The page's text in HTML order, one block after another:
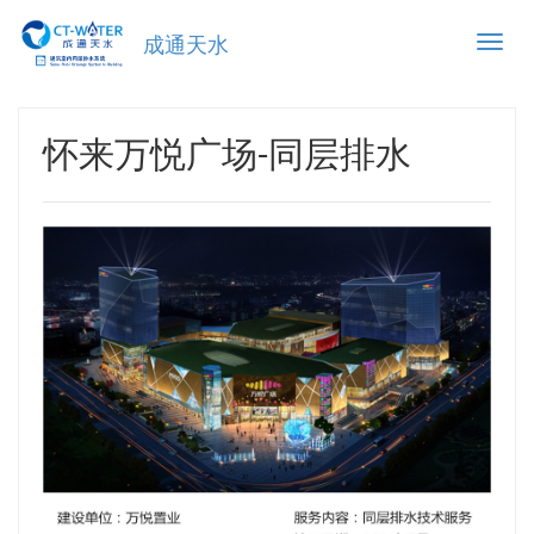
Toggle
成通天水
怀来万悦广场-同层排水